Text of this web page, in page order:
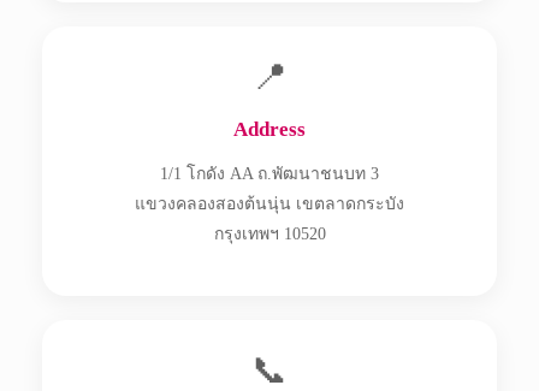
📍
Address
1/1 โกดัง AA ถ.พัฒนาชนบท 3
แขวงคลองสองต้นนุ่น เขตลาดกระบัง
กรุงเทพฯ 10520
📞